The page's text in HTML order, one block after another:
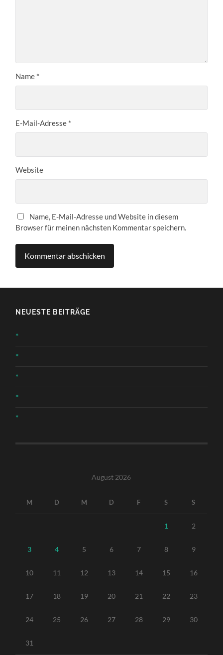
Name *
E-Mail-Adresse *
Website
Name, E-Mail-Adresse und Website in diesem
Browser für meinen nächsten Kommentar speichern.
NEUESTE BEITRÄGE
*
*
*
*
*
August 2026
M D M D F S S
1 2
3 4 5 6 7 8 9
10 11 12 13 14 15 16
17 18 19 20 21 22 23
24 25 26 27 28 29 30
31